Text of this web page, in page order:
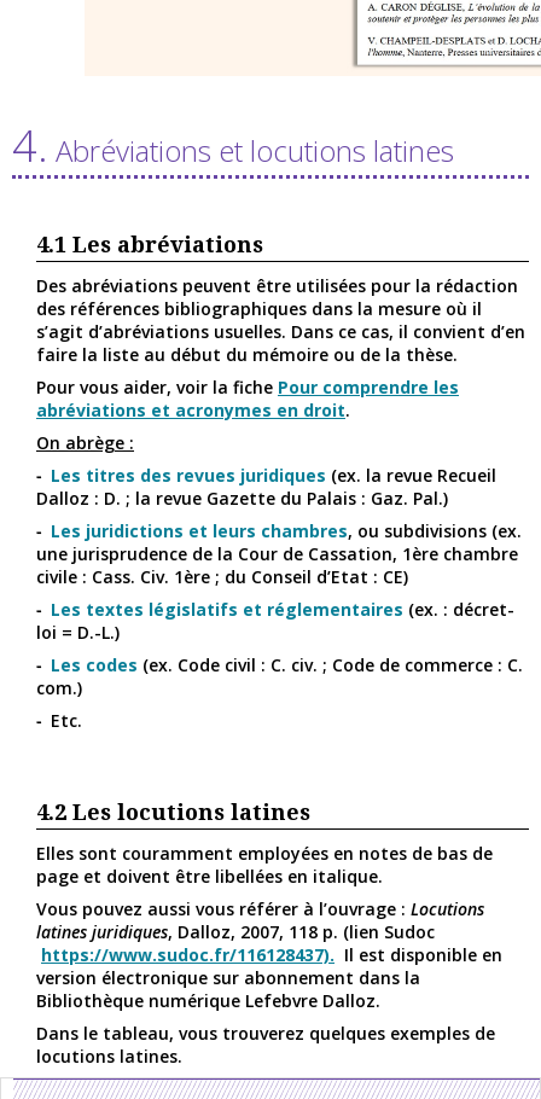
4. Abréviations et locutions latines
4.1 Les abréviations
Des abréviations peuvent être utilisées pour la rédaction
des références bibliographiques dans la mesure où il
s’agit d’abréviations usuelles. Dans ce cas, il convient d’en
faire la liste au début du mémoire ou de la thèse.
Pour vous aider, voir la fiche Pour comprendre les
abréviations et acronymes en droit.
On abrège :
Les titres des revues juridiques (ex. la revue Recueil
Dalloz : D. ; la revue Gazette du Palais : Gaz. Pal.)
Les juridictions et leurs chambres, ou subdivisions (ex.
une jurisprudence de la Cour de Cassation, 1ère chambre
civile : Cass. Civ. 1ère ; du Conseil d’Etat : CE)
Les textes législatifs et réglementaires (ex. : décret-
loi = D.-L.)
Les codes (ex. Code civil : C. civ. ; Code de commerce : C.
com.)
Etc.
4.2 Les locutions latines
Elles sont couramment employées en notes de bas de
page et doivent être libellées en italique.
Vous pouvez aussi vous référer à l’ouvrage : Locutions
latines juridiques, Dalloz, 2007, 118 p. (lien Sudoc
https://www.sudoc.fr/116128437). Il est disponible en
version électronique sur abonnement dans la
Bibliothèque numérique Lefebvre Dalloz.
Dans le tableau, vous trouverez quelques exemples de
locutions latines.